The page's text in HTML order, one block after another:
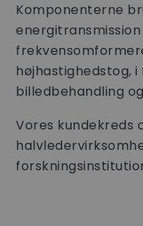
Komponenterne
højhastighedstog,
billedbehandling
Vores kundekreds